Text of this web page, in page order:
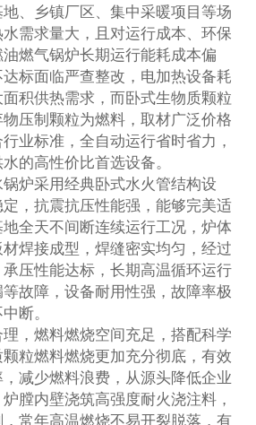
、乡镇厂区、集中采暖项目等场
需求量大，且对运行成本、环保
燃气锅炉长期运行能耗成本偏
标面临严查整改，电加热设备耗
积供热需求，而卧式生物质颗粒
压制颗粒为燃料，取材广泛价格
业标准，全自动运行省时省力，
的高性价比首选设备。
炉采用经典卧式水火管结构设
，抗震抗压性能强，能够完美适
全天不间断连续运行工况，炉体
焊接成型，焊缝密实均匀，经过
压性能达标，长期高温循环运行
故障，设备耐用性强，故障率极
断。
，燃料燃烧空间充足，搭配科学
粒燃料燃烧更加充分彻底，有效
减少燃料浪费，从源头降低企业
膛内壁浇筑高强度耐火浇注料，
常年高温燃烧不易开裂脱落，有